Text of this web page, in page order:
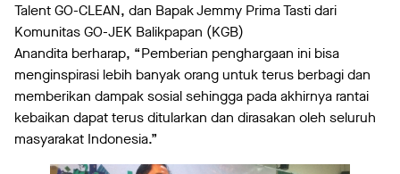
Talent GO-CLEAN, dan Bapak Jemmy Prima Tasti dari
Komunitas GO-JEK Balikpapan (KGB)
Anandita berharap, “Pemberian penghargaan ini bisa
menginspirasi lebih banyak orang untuk terus berbagi dan
memberikan dampak sosial sehingga pada akhirnya rantai
kebaikan dapat terus ditularkan dan dirasakan oleh seluruh
masyarakat Indonesia.”